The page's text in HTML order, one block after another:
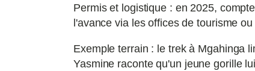
Permis et logistique : en 2025,
l'avance via les offices de tourisme
Exemple terrain : le trek à Mgahinga
Yasmine raconte qu'un jeune gorille